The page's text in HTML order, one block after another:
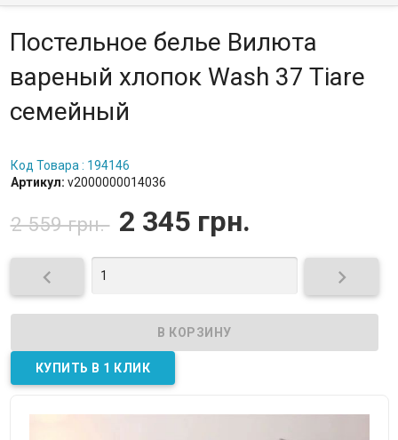
Постельное белье Вилюта
вареный хлопок Wash 37 Tiare
семейный
Код Товара : 194146
Артикул: v2000000014036
2 559 грн. 2 345 грн.
 